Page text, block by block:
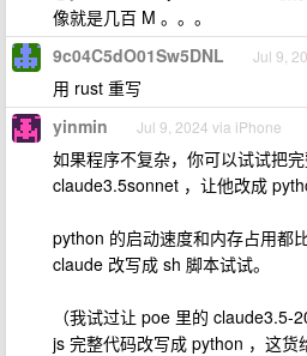
像就是几百 M 。。。
9c04C5dO01Sw5DNL Jul 9,
用 rust 重写
yinmin Jul 9, 2024 via iPhone
如果程序不复杂，你可以试试把
claude3.5sonnet ，让他改成
python 的启动速度和内存占用都
claude 改写成 sh 脚本试试。
（我试过让 poe 里的
js 完整代码改写成 python ，这货